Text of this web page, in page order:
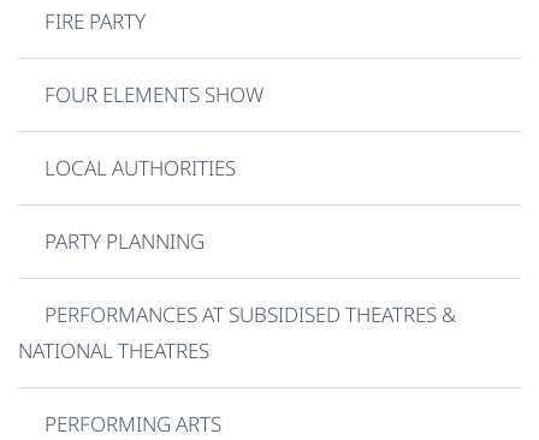
FIRE PARTY
FOUR ELEMENTS SHOW
LOCAL AUTHORITIES
PARTY PLANNING
PERFORMANCES AT SUBSIDISED THEATRES &
NATIONAL THEATRES
PERFORMING ARTS